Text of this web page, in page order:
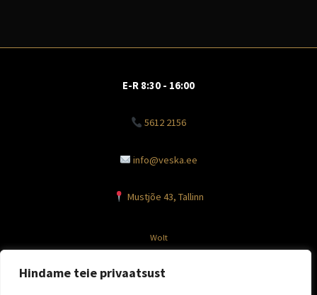
Hindame teie privaatsust
E-R 8:30 - 16:00
5612 2156
info@veska.ee
Mustjõe 43, Tallinn
Wolt
Instagram